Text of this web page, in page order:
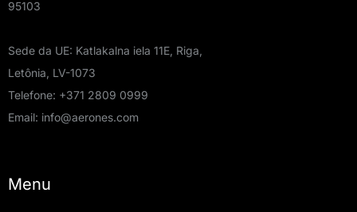
95103
Sede da UE: Katlakalna iela 11E, Riga,
Letônia, LV-1073
Telefone: +371 2809 0999
Email: info@aerones.com
Menu